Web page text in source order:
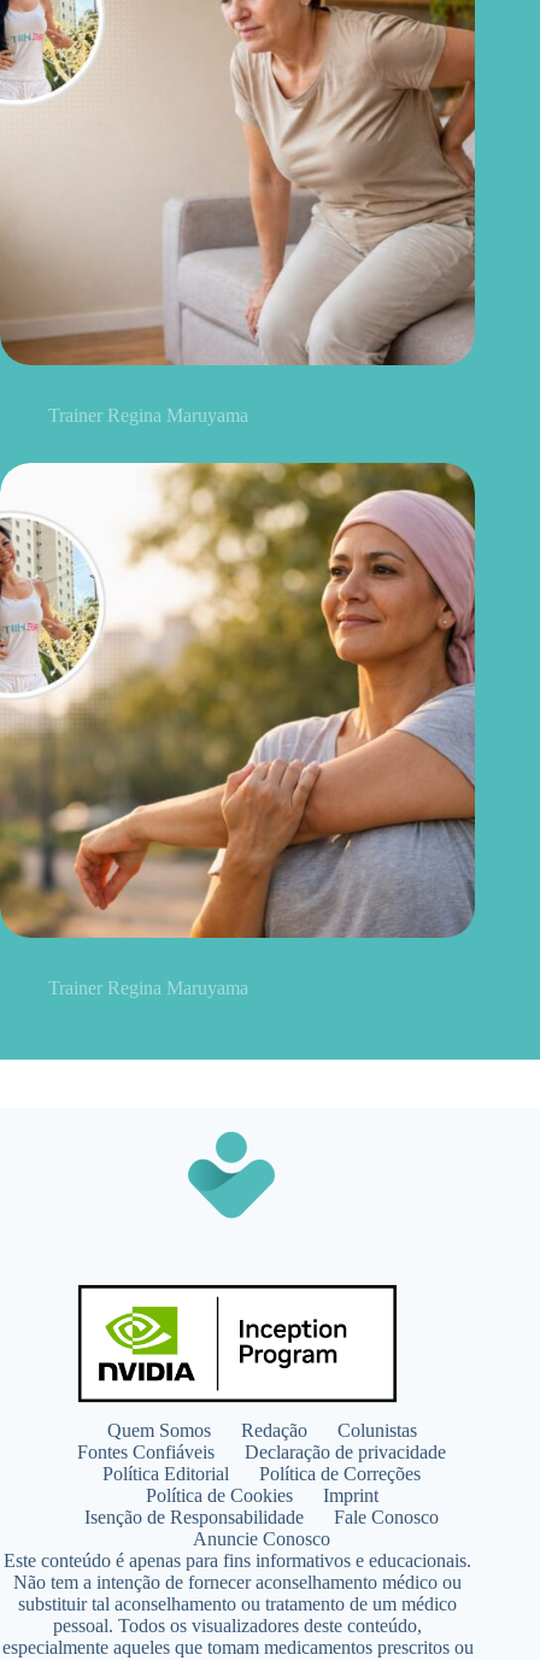
Trainer Regina Maruyama
Trainer Regina Maruyama
Quem Somos Redação
Colunistas
Fontes Confiáveis
Declaração de privacidade
Política Editorial
Política de Correções
Política de Cookies
Imprint
Isenção de Responsabilidade
Fale Conosco
Anuncie Conosco
Este conteúdo é apenas para fins informativos e educacionais.
Não tem a intenção de fornecer aconselhamento médico ou
substituir tal aconselhamento ou tratamento de um médico
pessoal. Todos os visualizadores deste conteúdo,
especialmente aqueles que tomam medicamentos prescritos ou